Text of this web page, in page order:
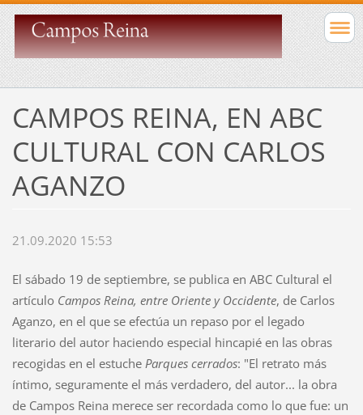
CAMPOS REINA, EN ABC
CULTURAL CON CARLOS
AGANZO
21.09.2020 15:53
El sábado 19 de septiembre, se publica en ABC Cultural el
artículo Campos Reina, entre Oriente y Occidente, de Carlos
Aganzo, en el que se efectúa un repaso por el legado
literario del autor haciendo especial hincapié en las obras
recogidas en el estuche Parques cerrados: "El retrato más
íntimo, seguramente el más verdadero, del autor... la obra
de Campos Reina merece ser recordada como lo que fue: un